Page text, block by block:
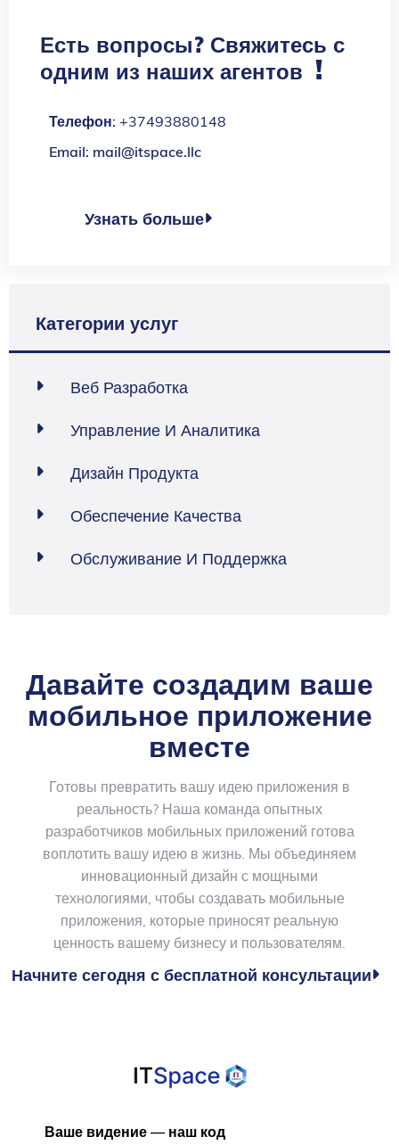
Есть вопросы? Свяжитесь с
одним из наших агентов !
Телефон: +37493880148
Email: mail@itspace.llc
Узнать больше
Категории услуг
 Веб Разработка
 Управление И Аналитика
 Дизайн Продукта
 Обеспечение Качества
 Обслуживание И Поддержка
Давайте создадим ваше
мобильное приложение
вместе
Готовы превратить вашу идею приложения в
реальность? Наша команда опытных
разработчиков мобильных приложений готова
воплотить вашу идею в жизнь. Мы объединяем
инновационный дизайн с мощными
технологиями, чтобы создавать мобильные
приложения, которые приносят реальную
ценность вашему бизнесу и пользователям.
Начните сегодня с бесплатной консультации
Ваше видение — наш код